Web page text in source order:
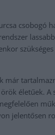
csobogó
már
életűek. A
jelentősen